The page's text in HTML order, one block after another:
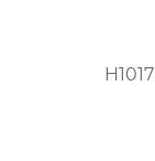
H1017